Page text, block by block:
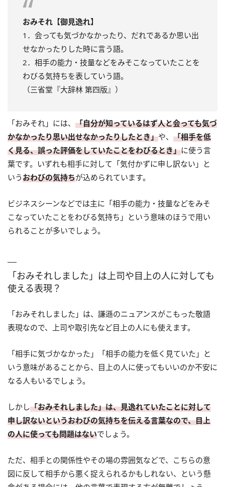
おみそれ【御見逸れ】
1．会っても気づかなかったり、だれであるか思い出
せなかったりした時に言う語。
2．相手の能力・技量などをみそこなっていたことを
わびる気持ちを表していう語。
（三省堂『大辞林 第四版』）
「おみそれ」には、 「自分が知っているはず人と会っても気づ
かなかったり思い出せなかったりしたとき」や、 「相手を低
く見る、誤った評価をしていたことをわびるとき」に使う言
葉です。いずれも相手に対して「気付かずに申し訳ない」と
いうおわびの気持ちが込められています。
ビジネスシーンなどでは主に「相手の能力・技量などをみそ
こなっていたことをわびる気持ち」という意味のほうで用い
られることが多いでしょう。
「おみそれしました」は上司や目上の人に対しても
使える表現？
「おみそれしました」は、謙遜のニュアンスがこもった敬語
表現なので、上司や取引先など目上の人にも使えます。
「相手に気づかなかった」「相手の能力を低く見ていた」と
いう意味があることから、目上の人に使ってもいいのか不安に
なる人もいるでしょう。
しかし「おみそれしました」は、見逸れていたことに対して
申し訳ないというおわびの気持ちを伝える言葉なので、目上
の人に使っても問題はないでしょう。
ただ、相手との関係性やその場の雰囲気などで、こちらの意
図に反して相手から悪く捉えられるかもしれない、という懸